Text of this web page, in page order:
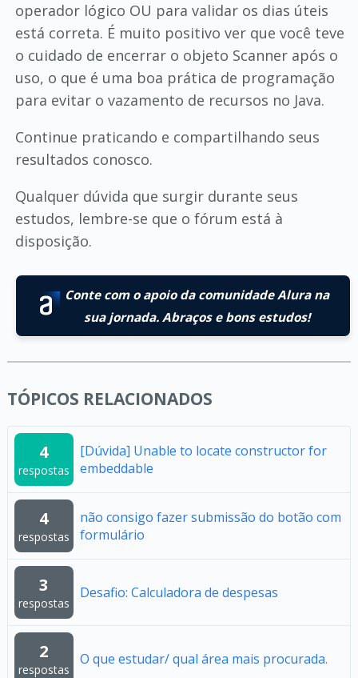
operador lógico OU para validar os dias úteis
está correta. É muito positivo ver que você teve
o cuidado de encerrar o objeto Scanner após o
uso, o que é uma boa prática de programação
para evitar o vazamento de recursos no Java.
Continue praticando e compartilhando seus
resultados conosco.
Qualquer dúvida que surgir durante seus
estudos, lembre-se que o fórum está à
disposição.
Conte com o apoio da comunidade Alura na
sua jornada. Abraços e bons estudos!
TÓPICOS RELACIONADOS
4
respostas
[Dúvida] Unable to locate constructor for
embeddable
4
respostas
não consigo fazer submissão do botão com
formulário
3
respostas
Desafio: Calculadora de despesas
2
respostas
O que estudar/ qual área mais procurada.